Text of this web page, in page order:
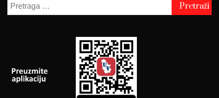
Pretraga
za: